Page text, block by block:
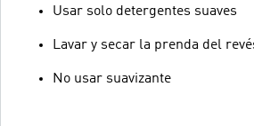
Usar solo detergentes suaves
Lavar y secar la prenda del
No usar suavizante